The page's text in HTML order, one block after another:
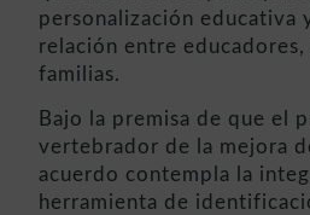
personalización educativa
relación entre educadores,
familias.
Bajo la premisa de que el
vertebrador de la mejora
acuerdo contempla la
herramienta de